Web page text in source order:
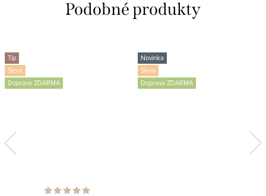
Tip
Sleva
Doprava ZDARMA
Novinka
Sleva
Doprava ZDARMA